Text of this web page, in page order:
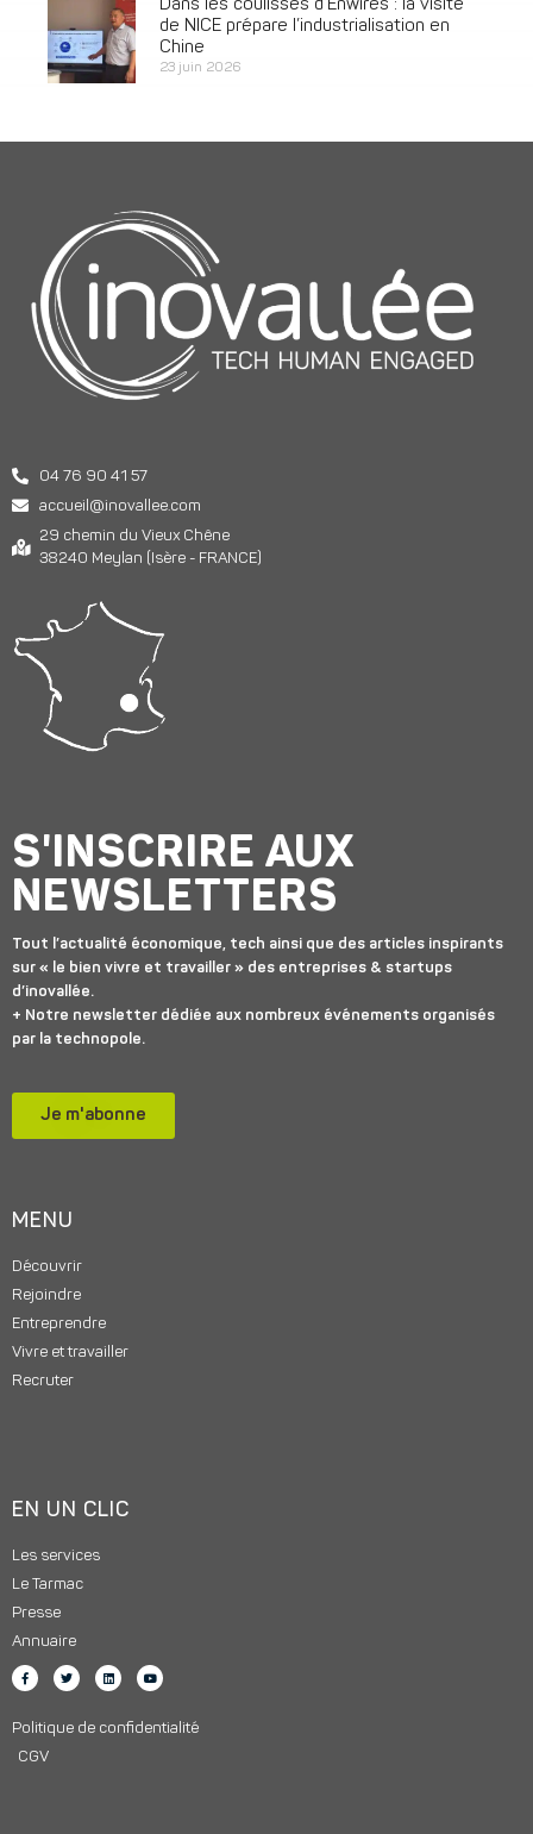
Dans les coulisses d’Enwires : la visite
de NICE prépare l’industrialisation en
Chine
23 juin 2026
04 76 90 41 57
accueil@inovallee.com
29 chemin du Vieux Chêne
38240 Meylan (Isère - FRANCE)
S'INSCRIRE AUX
NEWSLETTERS
Tout l’actualité économique, tech ainsi que des articles inspirants
sur « le bien vivre et travailler » des entreprises & startups
d’inovallée.
+ Notre newsletter dédiée aux nombreux événements organisés
par la technopole.
Je m'abonne
MENU
Découvrir
Rejoindre
Entreprendre
Vivre et travailler
Recruter
EN UN CLIC
Les services
Le Tarmac
Presse
Annuaire
Politique de confidentialité
CGV